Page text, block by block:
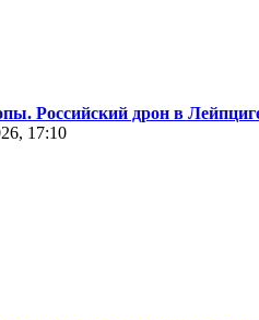
Российский дрон в
17:10